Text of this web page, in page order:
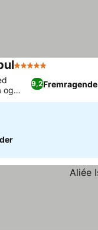
5 Stjerner
9,2Fremragende
og